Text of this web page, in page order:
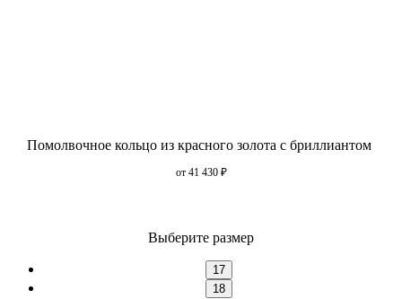
Помолвочное кольцо из красного золота с бриллиантом
от 41 430 ₽
Выберите размер
17
18